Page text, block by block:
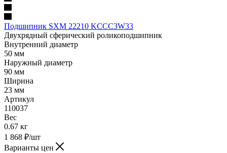
Подшипник SXM 22210 KCCC3W33
Двухрядный сферический роликоподшипник
Внутренний диаметр
50 мм
Наружный диаметр
90 мм
Ширина
23 мм
Артикул
110037
Вес
0.67 кг
1 868 ₽/шт
Варианты цен